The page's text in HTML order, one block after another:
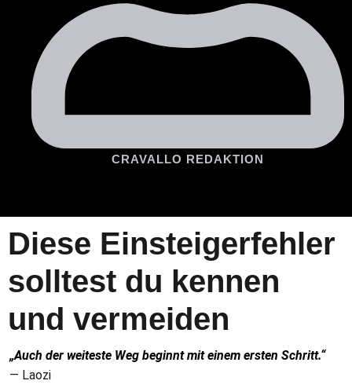
CRAVALLO REDAKTION
Diese Einsteigerfehler
solltest du kennen
und vermeiden
„Auch der weiteste Weg beginnt mit einem ersten Schritt.“
— Laozi